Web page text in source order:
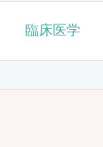
臨床医学